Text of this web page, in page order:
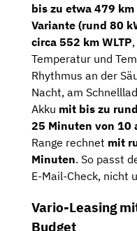
bis zu etwa 479 km
Variante (rund 80
circa 552 km WLTP
Temperatur und
Rhythmus an der
Nacht, am
Akku mit bis zu
25 Minuten von 10
Range rechnet mit
Minuten. So passt
E-Mail-Check, nicht
Vario-Leasing
Budget